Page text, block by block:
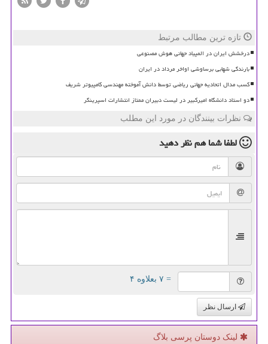
تازه ترین مطالب مرتبط
درخشش ایران در المپیاد جهانی هوش مصنوعی
بارندگی شهابی برساوشی اواخر مرداد در ایران
کسب مدال اتحادیه جهانی ریاضی توسط دانش آموخته مهندسی کامپیوتر شریف
دو استاد دانشگاه امیرکبیر در لیست دبیران ممتاز انتشارات اسپرینگر
نظرات بینندگان در مورد این مطلب
لطفا شما همنظر دهید
= ۷ بعلاوه ۴
ارسال نظر
لینک دوستان پرسی بلاگ